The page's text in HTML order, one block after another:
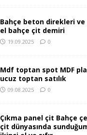
Bahçe beton direkleri
el bahçe çit demiri
19.09.2025 0
Mdf toptan spot MDF
ucuz toptan satılık
09.08.2025 0
Çıkma panel çit Bahçe
çit dünyasında